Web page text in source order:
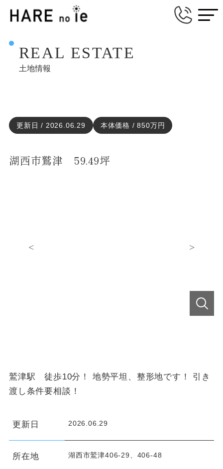
REAL ESTATE
土地情報
更新日 / 2026.06.29 本体価格 / 850万円
湖西市鷲津 59.49坪
鷲津駅 徒歩10分！ 地勢平坦、整形地です！ 引き
渡し条件要相談！
更新日 2026.06.29
所在地 湖西市鷲津406-29、406-48